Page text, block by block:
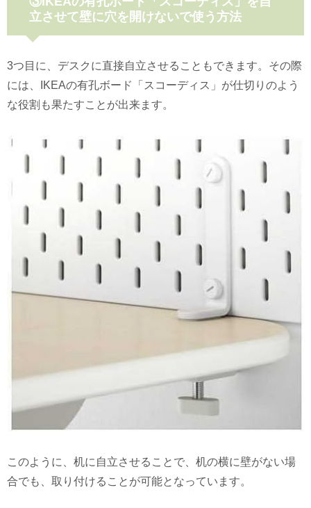
立させて壁に穴を開けないで使う方法
3つ目に、デスクに直接自立させることもできます。その際
には、IKEAの有孔ボード「スコーディス」が仕切りのよう
な役割も果たすことが出来ます。
このように、机に自立させることで、机の横に壁がない場
合でも、取り付けることが可能となっています。